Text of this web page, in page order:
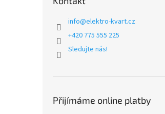
info@elektro-kvart.cz
+420 775 555 225
Sledujte nás!
Přijímáme online platby